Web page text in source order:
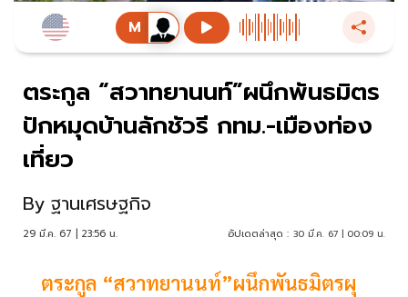
ตระกูล “สวาทยานนท์”ผนึกพันธมิตร
ปักหมุดบ้านลักชัวรี กทม.-เมืองท่อง
เที่ยว
By ฐานเศรษฐกิจ
29 มี.ค. 67 | 23:56 น. อัปเดตล่าสุด : 30 มี.ค. 67 | 00:09 น.
ตระกูล “สวาทยานนท์”ผนึกพันธมิตรผุ